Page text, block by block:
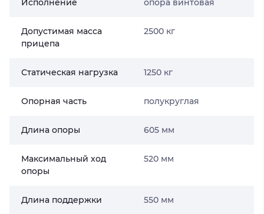
Исполнение опора винтовая
Допустимая масса
прицепа
2500 кг
Статическая нагрузка 1250 кг
Опорная часть полукруглая
Длина опоры 605 мм
Максимальный ход
опоры
520 мм
Длина поддержки 550 мм